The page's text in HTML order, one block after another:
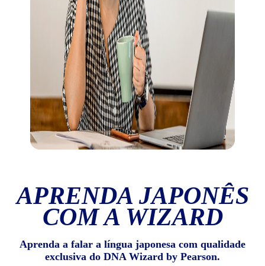
APRENDA JAPONÊS
COM A WIZARD
Aprenda a falar a língua japonesa com qualidade
exclusiva do DNA Wizard by Pearson.